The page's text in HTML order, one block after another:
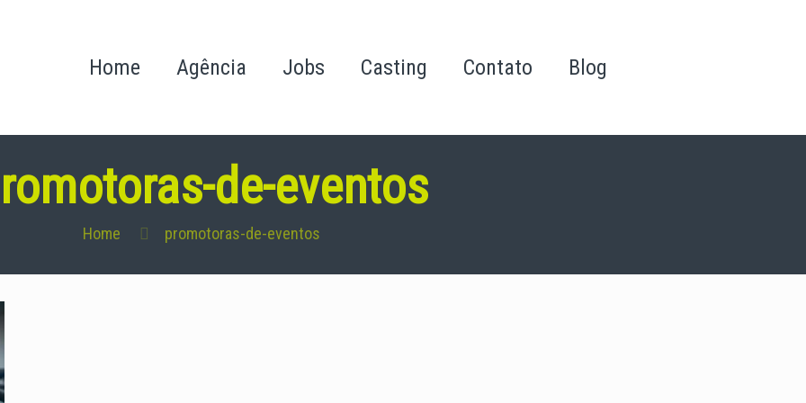
Home Agência Jobs Casting Contato Blog
de-eventos
Home promotoras-de-eventos